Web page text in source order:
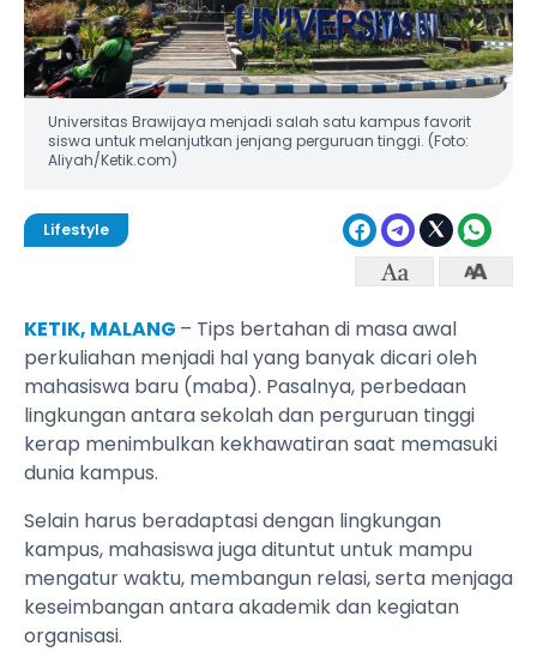
Universitas Brawijaya menjadi salah satu kampus favorit
siswa untuk melanjutkan jenjang perguruan tinggi. (Foto:
Aliyah/Ketik.com)
Lifestyle
KETIK, MALANG – Tips bertahan di masa awal
perkuliahan menjadi hal yang banyak dicari oleh
mahasiswa baru (maba). Pasalnya, perbedaan
lingkungan antara sekolah dan perguruan tinggi
kerap menimbulkan kekhawatiran saat memasuki
dunia kampus.
Selain harus beradaptasi dengan lingkungan
kampus, mahasiswa juga dituntut untuk mampu
mengatur waktu, membangun relasi, serta menjaga
keseimbangan antara akademik dan kegiatan
organisasi.